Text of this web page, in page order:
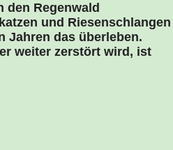
Regenwald
und Riesenschlangen
Jahren das überleben.
weiter zerstört wird, ist